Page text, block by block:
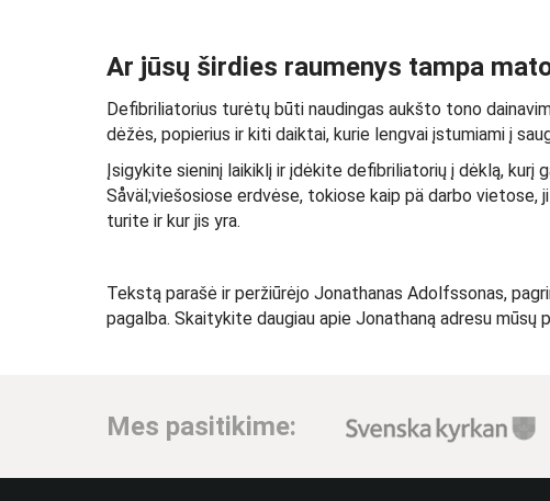
Ar jūsų širdies raumenys tampa
Defibriliatorius turėtų būti naudingas aukšto tono
dėžės, popierius ir kiti daiktai, kurie lengvai įstumiami į
Įsigykite sieninį laikiklį ir įdėkite defibriliatorių į dėklą, kurį
Såväl;viešosiose erdvėse, tokiose kaip pä darbo
turite ir kur jis yra.
Tekstą parašė ir peržiūrėjo Jonathanas Adolfssonas,
pagalba. Skaitykite daugiau apie Jonathaną adresu mūsų
Mes pasitikime: